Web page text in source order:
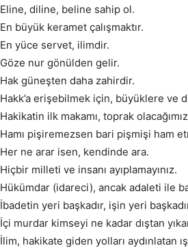
Eline, diline, beline sahip ol.
En büyük keramet çalışmaktır.
En yüce servet, ilimdir.
Göze nur gönülden gelir.
Hak güneşten daha zahirdir.
Hakk’a erişebilmek için, büyüklere ve
Hakikatin ilk makamı, toprak
Hamı pişiremezsen bari pişmişi ham
Her ne arar isen, kendinde ara.
Hiçbir milleti ve insanı ayıplamayınız.
Hükümdar (idareci), ancak adaleti ile
İbadetin yeri başkadır, işin yeri
İçi murdar kimseyi ne kadar dıştan
İlim, hakikate giden yolları aydınlatan